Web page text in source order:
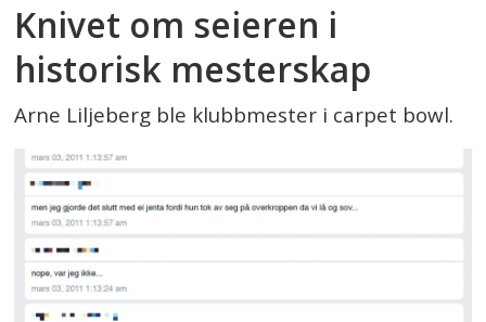
Knivet om seieren i
historisk mesterskap
Arne Liljeberg ble klubbmester i carpet bowl.